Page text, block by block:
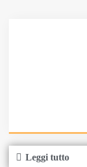
Leggi tutto